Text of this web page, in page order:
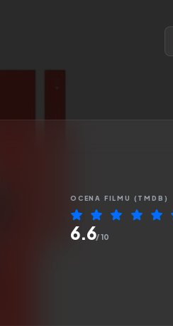
OCENA FILMU (TMDB)
6.6/ 10